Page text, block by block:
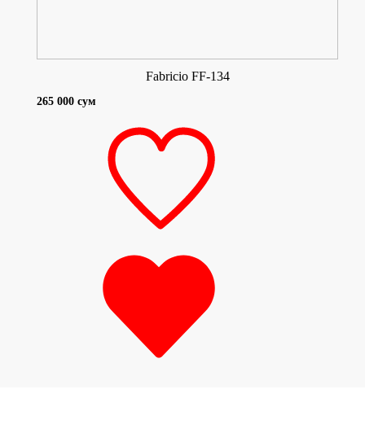
Fabricio FF-134
265 000 сум